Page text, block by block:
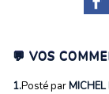
💬 VOS
1.Posté parMICHEL